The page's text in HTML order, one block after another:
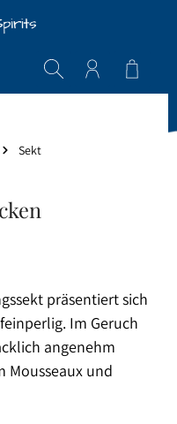
Sekt
0 von 5 Sternen
präsentiert sich
Im Geruch
angenehm
Mousseaux und